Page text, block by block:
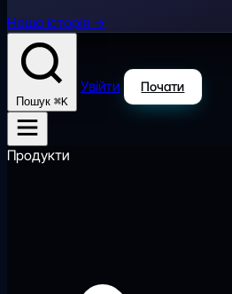
Наша історія →
Пошук ⌘K
Увійти Почати
Продукти